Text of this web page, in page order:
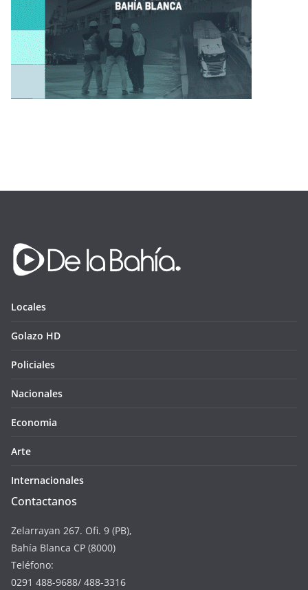
Locales
Golazo HD
Policiales
Nacionales
Economia
Arte
Internacionales
Contactanos
Zelarrayan 267. Ofi. 9 (PB),
Bahía Blanca CP (8000)
Teléfono:
0291 488-9688/ 488-3316